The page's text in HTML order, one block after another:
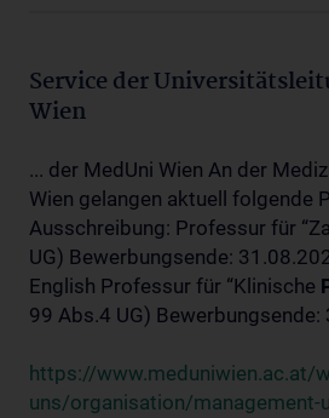
Service der
Wien
... der MedUni Wien An der
Wien gelangen aktuell folgende
Ausschreibung: Professur für
UG) Bewerbungsende:
English Professur für “Klinische
99 Abs.4 UG) Bewerbungsende:
https://www.meduniwien.ac.at/
uns/organisation/management-